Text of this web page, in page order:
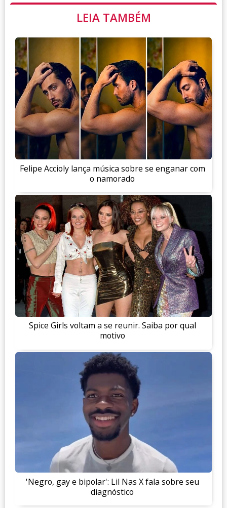
LEIA TAMBÉM
Felipe Accioly lança música sobre se enganar com
o namorado
Spice Girls voltam a se reunir. Saiba por qual
motivo
'Negro, gay e bipolar': Lil Nas X fala sobre seu
diagnóstico